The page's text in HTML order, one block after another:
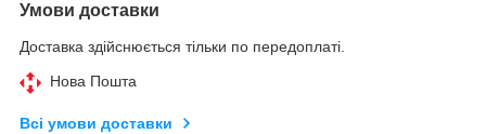
Умови доставки
Доставка здійснюється тільки по передоплаті.
Нова Пошта
Всі умови доставки